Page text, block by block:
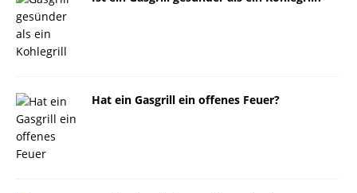
Hat ein Gasgrill ein offenes Feuer?